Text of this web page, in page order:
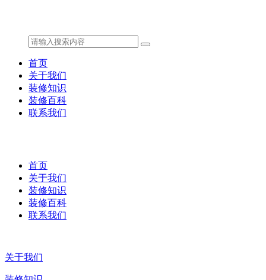
首页
关于我们
装修知识
装修百科
联系我们
首页
关于我们
装修知识
装修百科
联系我们
关于我们